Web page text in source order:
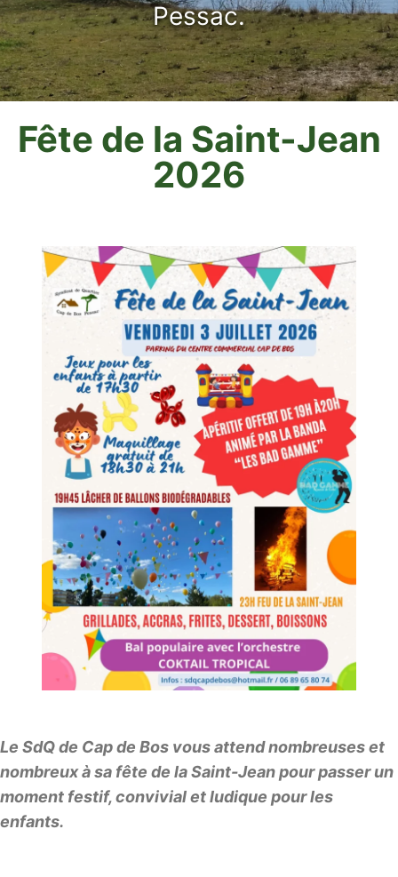
Pessac.
Fête de la Saint-Jean
2026
Le SdQ de Cap de Bos vous attend nombreuses et
nombreux à sa fête de la Saint-Jean pour passer un
moment festif, convivial et ludique pour les
enfants.